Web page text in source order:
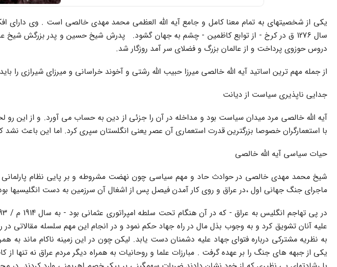
یکى از شخصیتهاى به تمام معنا کامل و جامع آیه الله العظمى محمد مهدى خالصى است . وى
سال 1276 ق در کرخ - از توابع کاظمین - چشم به جهان گشود. پدرش شیخ حسین و پدر بزرگش
دروس حوزوى پرداخت و از عالمان بزرگ و فضلاى سر آمد روزگار شد.
از جمله مهم ترین اساتید آیه الله خالصى میرزا حبیب الله رشتى و آخوند خراسانى و میرزاى شیرازى را
جدایى ناپذیرى سیاست از دیانت
آیه الله خالصى مرد میدان سیاست بود و مداخله در آن را جزئى از دین به حساب مى آورد. و از این رو
با استعمارگران خصوصا بزرگترین قدرت استعمارى آن عصر یعنى انگلستان سپرى کرد. اما این باعث
حیات سیاسى آیه الله خالصى
شیخ محمد مهدى خالصى در حوادث حاد و مهم سیاسى چون نهضت مشروطه و بر پایى نظام پارلمانى
ماجراى جنگ جهانى اول ،در عراق و روى کار آمدن فیصل پس از اشغال آن سرزمین به دست انگلیسیها
علیه آنان تشویق کرد و به وجوب بذل مال در راه جهاد حکم نمود و در انجام این مهم سلسله مقالاتى
به نظریه مشترکى درباره فتواى جهاد علیه دشمنان دست یابد. لیکن چون در این زمینه ناکام ماند به
یکى از جبهه هاى جنگ را بر عهده گرفت . مبارزات علما و روحانیات به همراه دیگر مردم عراق نه